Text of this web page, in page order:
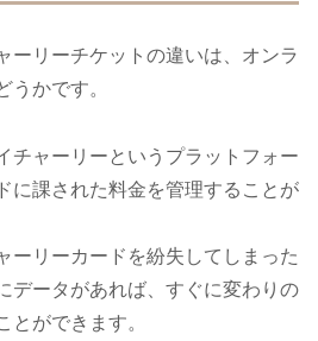
ーリーチケットの違いは、オンラ
うかです。
チャーリーというプラットフォー
に課された料金を管理することが
ーリーカードを紛失してしまった
データがあれば、すぐに変わりの
とができます。